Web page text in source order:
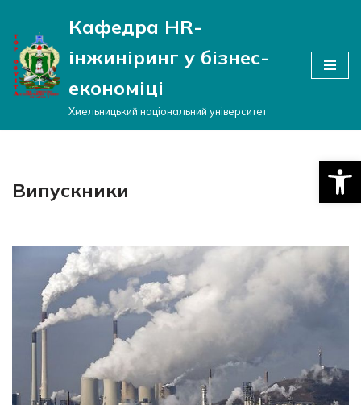
Перейти
до
вмісту
Кафедра HR-
інжиніринг у бізнес-
економіці
Хмельницький національний університет
Випускники